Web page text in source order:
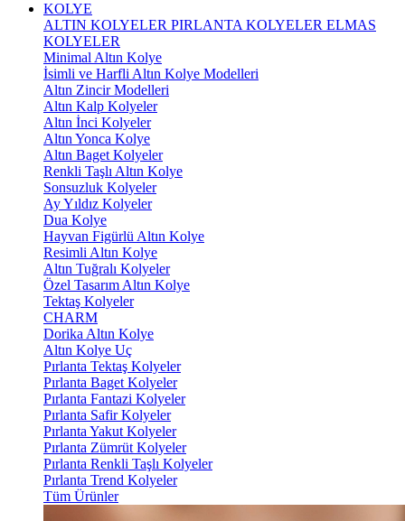
KOLYE
ALTIN KOLYELER PIRLANTA KOLYELER ELMAS
KOLYELER
Minimal Altın Kolye
İsimli ve Harfli Altın Kolye Modelleri
Altın Zincir Modelleri
Altın Kalp Kolyeler
Altın İnci Kolyeler
Altın Yonca Kolye
Altın Baget Kolyeler
Renkli Taşlı Altın Kolye
Sonsuzluk Kolyeler
Ay Yıldız Kolyeler
Dua Kolye
Hayvan Figürlü Altın Kolye
Resimli Altın Kolye
Altın Tuğralı Kolyeler
Özel Tasarım Altın Kolye
Tektaş Kolyeler
CHARM
Dorika Altın Kolye
Altın Kolye Uç
Pırlanta Tektaş Kolyeler
Pırlanta Baget Kolyeler
Pırlanta Fantazi Kolyeler
Pırlanta Safir Kolyeler
Pırlanta Yakut Kolyeler
Pırlanta Zümrüt Kolyeler
Pırlanta Renkli Taşlı Kolyeler
Pırlanta Trend Kolyeler
Tüm Ürünler